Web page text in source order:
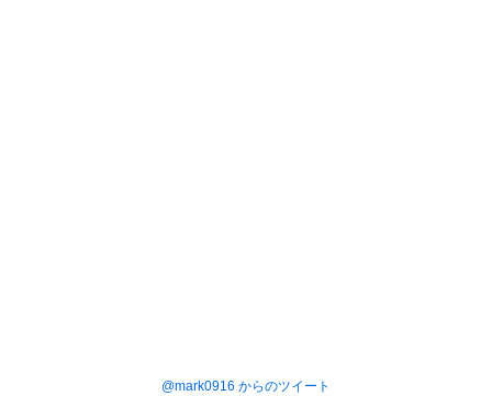
@mark0916 からのツイート